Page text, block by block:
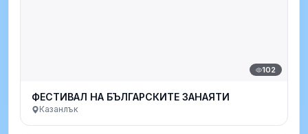
102
ФЕСТИВАЛ НА БЪЛГАРСКИТЕ ЗАНАЯТИ
Казанлък